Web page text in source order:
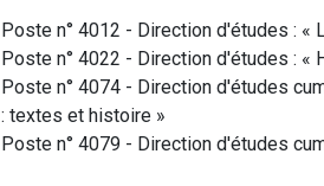
Poste n° 4012 - Direction d'études :
Poste n° 4022 - Direction d'études : «
Poste n° 4074 - Direction d'études
: textes et histoire »
Poste n° 4079 - Direction d'études